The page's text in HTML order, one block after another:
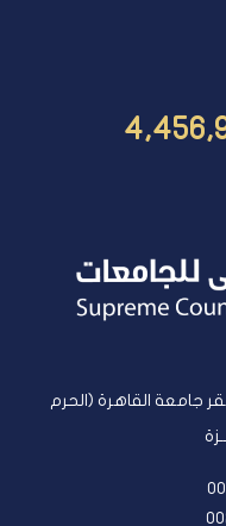
جامعة القاهرة (الحرم